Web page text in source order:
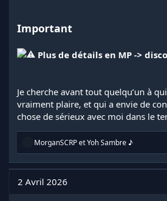
Important
Plus de détails en MP ->
Je cherche avant tout quelqu’un à
vraiment plaire, et qui a envie de
chose de sérieux avec moi dans le
R
a
c
t
i
MorganSCRPetYoh Sambre ♪
2 Avril 2026